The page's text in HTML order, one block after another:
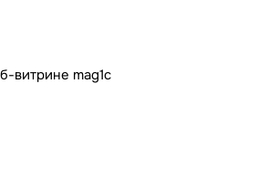
витрине mag1c